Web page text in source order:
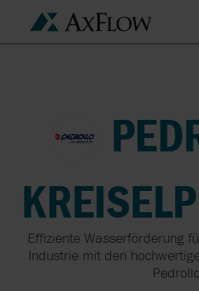
Effiziente Wasserförderung
Industrie mit den
Pedrollo